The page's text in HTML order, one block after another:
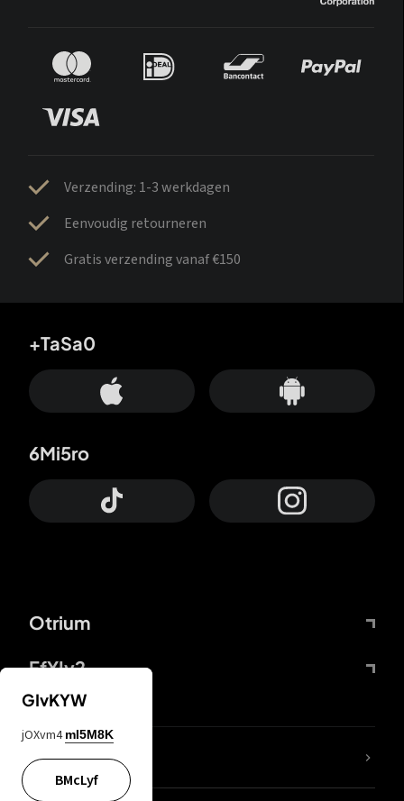
Verzending: 1-3 werkdagen
Eenvoudig retourneren
Gratis verzending vanaf €150
Otrium
FfYIy2
+TaSa0
6Mi5ro
KIjvtr
GIvKYW
jOXvm4 mI5M8K
BMcLyf